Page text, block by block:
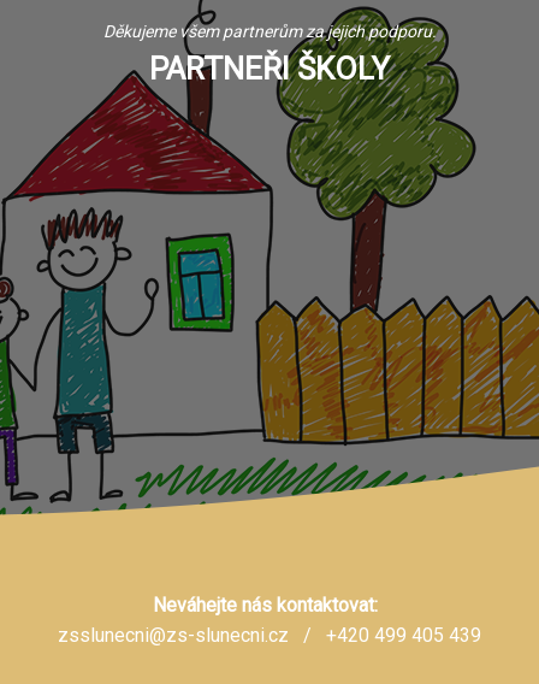
Děkujeme všem partnerům za jejich podporu.
PARTNEŘI ŠKOLY
Neváhejte nás kontaktovat:
zsslunecni@zs-slunecni.cz / +420 499 405 439